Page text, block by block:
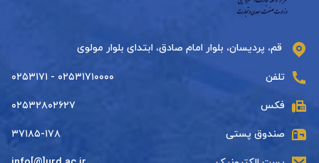
قم، پردیسان، بلوار امام صادق، ابتدای بلوار مولوی
تلفن ۰۲۵۳۱۷۱۰۰۰۰ - ۰۲۵۳۱۷۱
فکس ۰۲۵۳۲۸۰۲۶۲۷
صندوق پستی ۳۷۱۸۵-۱۷۸